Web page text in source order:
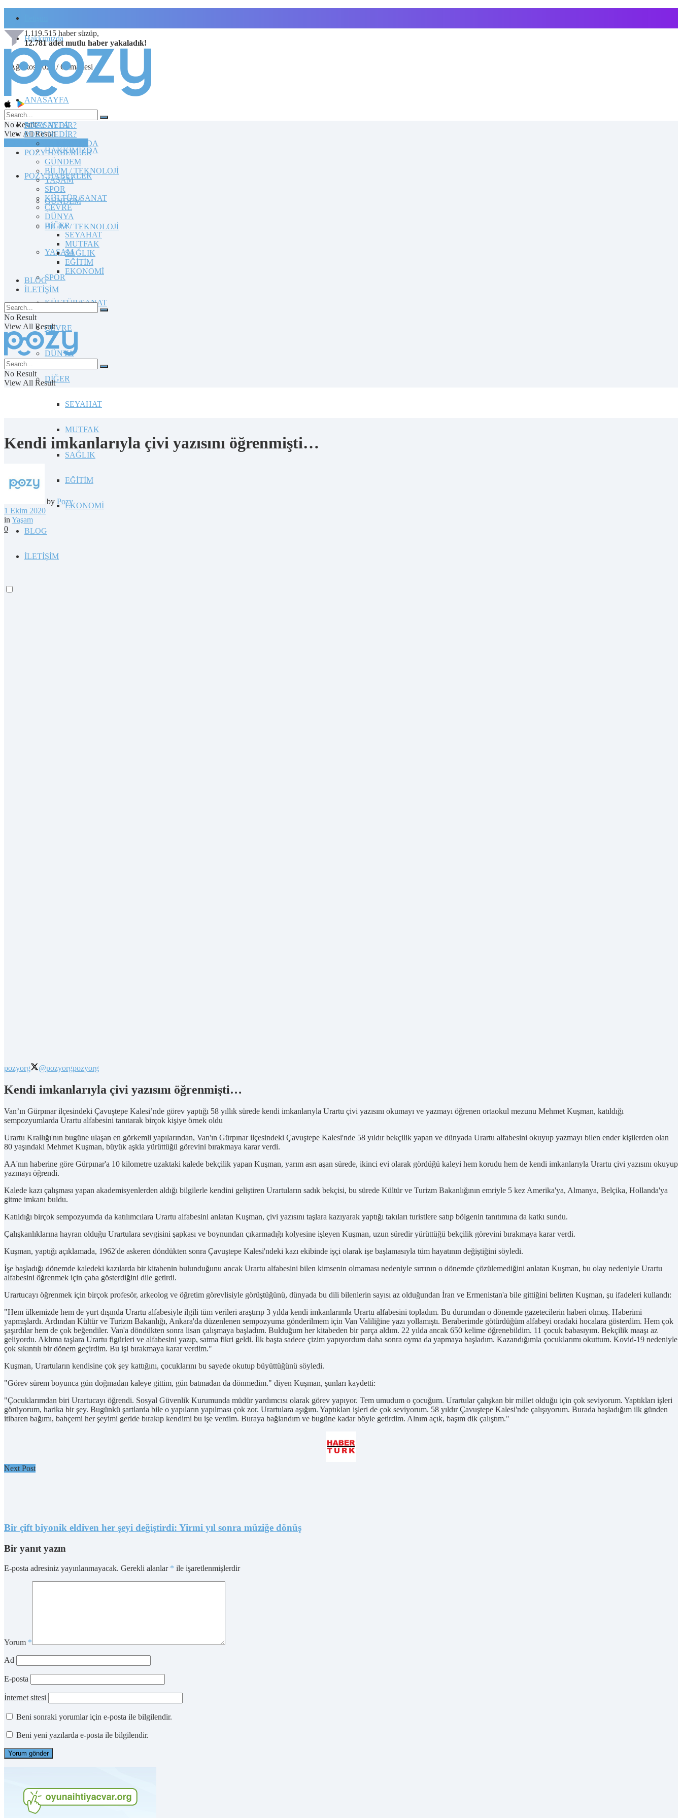
Hakkımızda
8 Ağustos 2026 / Cumartesi
1.119.515 haber süzüp,
12.781 adet mutlu haber yakaladık!
No Result
View All Result
TOPLULUĞA KATILIN
ANASAYFA
POZY NEDİR?
HAKKIMIZDA
POZY HABERLER
GÜNDEM
BİLİM / TEKNOLOJİ
YAŞAM
SPOR
KÜLTÜR/SANAT
ÇEVRE
DÜNYA
DİĞER
SEYAHAT
MUTFAK
SAĞLIK
EĞİTİM
EKONOMİ
BLOG
İLETİŞİM
ANASAYFA
POZY NEDİR?
HAKKIMIZDA
POZY HABERLER
GÜNDEM
BİLİM / TEKNOLOJİ
YAŞAM
SPOR
KÜLTÜR/SANAT
ÇEVRE
DÜNYA
DİĞER
SEYAHAT
MUTFAK
SAĞLIK
EĞİTİM
EKONOMİ
BLOG
İLETİŞİM
No Result
View All Result
No Result
View All Result
Kendi imkanlarıyla çivi yazısını öğrenmişti…
by Pozy
1 Ekim 2020
in Yaşam
0
pozyorg @pozyorgpozyorg
Kendi imkanlarıyla çivi yazısını öğrenmişti…
Van’ın Gürpınar ilçesindeki Çavuştepe Kalesi’nde görev yaptığı 58 yıllık sürede kendi imkanlarıyla Urartu çivi yazısını okumayı ve yazmayı öğrenen ortaokul mezunu Mehmet Kuşman, katıldığı
sempozyumlarda Urartu alfabesini tanıtarak birçok kişiye örnek oldu
Urartu Krallığı'nın bugüne ulaşan en görkemli yapılarından, Van'ın Gürpınar ilçesindeki Çavuştepe Kalesi'nde 58 yıldır bekçilik yapan ve dünyada Urartu alfabesini okuyup yazmayı bilen ender kişilerden olan
80 yaşındaki Mehmet Kuşman, büyük aşkla yürüttüğü görevini bırakmaya karar verdi.
AA'nın haberine göre Gürpınar'a 10 kilometre uzaktaki kalede bekçilik yapan Kuşman, yarım asrı aşan sürede, ikinci evi olarak gördüğü kaleyi hem korudu hem de kendi imkanlarıyla Urartu çivi yazısını okuyup
yazmayı öğrendi.
Kalede kazı çalışması yapan akademisyenlerden aldığı bilgilerle kendini geliştiren Urartuların sadık bekçisi, bu sürede Kültür ve Turizm Bakanlığının emriyle 5 kez Amerika'ya, Almanya, Belçika, Hollanda'ya
gitme imkanı buldu.
Katıldığı birçok sempozyumda da katılımcılara Urartu alfabesini anlatan Kuşman, çivi yazısını taşlara kazıyarak yaptığı takıları turistlere satıp bölgenin tanıtımına da katkı sundu.
Çalışkanlıklarına hayran olduğu Urartulara sevgisini şapkası ve boynundan çıkarmadığı kolyesine işleyen Kuşman, uzun süredir yürüttüğü bekçilik görevini bırakmaya karar verdi.
Kuşman, yaptığı açıklamada, 1962'de askeren döndükten sonra Çavuştepe Kalesi'ndeki kazı ekibinde işçi olarak işe başlamasıyla tüm hayatının değiştiğini söyledi.
İşe başladığı dönemde kaledeki kazılarda bir kitabenin bulunduğunu ancak Urartu alfabesini bilen kimsenin olmaması nedeniyle sırrının o dönemde çözülemediğini anlatan Kuşman, bu olay nedeniyle Urartu
alfabesini öğrenmek için çaba gösterdiğini dile getirdi.
Urartucayı öğrenmek için birçok profesör, arkeolog ve öğretim görevlisiyle görüştüğünü, dünyada bu dili bilenlerin sayısı az olduğundan İran ve Ermenistan'a bile gittiğini belirten Kuşman, şu ifadeleri kullandı:
"Hem ülkemizde hem de yurt dışında Urartu alfabesiyle ilgili tüm verileri araştırıp 3 yılda kendi imkanlarımla Urartu alfabesini topladım. Bu durumdan o dönemde gazetecilerin haberi olmuş. Haberimi
yapmışlardı. Ardından Kültür ve Turizm Bakanlığı, Ankara'da düzenlenen sempozyuma gönderilmem için Van Valiliğine yazı yollamıştı. Beraberimde götürdüğüm alfabeyi oradaki hocalara gösterdim. Hem çok
şaşırdılar hem de çok beğendiler. Van'a döndükten sonra lisan çalışmaya başladım. Bulduğum her kitabeden bir parça aldım. 22 yılda ancak 650 kelime öğrenebildim. 11 çocuk babasıyım. Bekçilik maaşı az
geliyordu. Aklıma taşlara Urartu figürleri ve alfabesini yazıp, satma fikri geldi. İlk başta sadece çizim yapıyordum daha sonra oyma da yapmaya başladım. Kazandığımla çocuklarımı okuttum. Kovid-19 nedeniyle
çok sıkıntılı bir dönem geçirdim. Bu işi bırakmaya karar verdim."
Kuşman, Urartuların kendisine çok şey kattığını, çocuklarını bu sayede okutup büyüttüğünü söyledi.
"Görev sürem boyunca gün doğmadan kaleye gittim, gün batmadan da dönmedim." diyen Kuşman, şunları kaydetti:
"Çocuklarımdan biri Urartucayı öğrendi. Sosyal Güvenlik Kurumunda müdür yardımcısı olarak görev yapıyor. Tem umudum o çocuğum. Urartular çalışkan bir millet olduğu için çok seviyorum. Yaptıkları işleri
görüyorum, harika bir şey. Bugünkü şartlarda bile o yapıların yapılması çok zor. Urartulara aşığım. Yaptıkları işleri de çok seviyorum. 58 yıldır Çavuştepe Kalesi'nde çalışıyorum. Burada başladığım ilk günden
itibaren bağımı, bahçemi her şeyimi geride bırakıp kendimi bu işe verdim. Buraya bağlandım ve bugüne kadar böyle getirdim. Alnım açık, başım dik çalıştım."
Next Post
Bir çift biyonik eldiven her şeyi değiştirdi: Yirmi yıl sonra müziğe dönüş
Bir yanıt yazın
E-posta adresiniz yayınlanmayacak. Gerekli alanlar * ile işaretlenmişlerdir
Yorum *
Ad
E-posta
İnternet sitesi
Beni sonraki yorumlar için e-posta ile bilgilendir.
Beni yeni yazılarda e-posta ile bilgilendir.